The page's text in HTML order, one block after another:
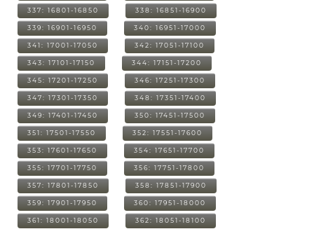
337: 16801-16850 338: 16851-16900
339: 16901-16950 340: 16951-17000
341: 17001-17050 342: 17051-17100
343: 17101-17150 344: 17151-17200
345: 17201-17250 346: 17251-17300
347: 17301-17350 348: 17351-17400
349: 17401-17450 350: 17451-17500
351: 17501-17550 352: 17551-17600
353: 17601-17650 354: 17651-17700
355: 17701-17750 356: 17751-17800
357: 17801-17850 358: 17851-17900
359: 17901-17950 360: 17951-18000
361: 18001-18050 362: 18051-18100